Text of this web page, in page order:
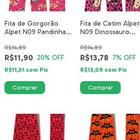
Fita de Gorgorão
Alpet N09 Pandinha
R$11,90
R$14,89
20% OFF
R$11,31 com Pix
Fita de Cetim Alpet
N09 Dinossauro
R$13,78
R$14,89
7% OFF
R$13,09 com Pix